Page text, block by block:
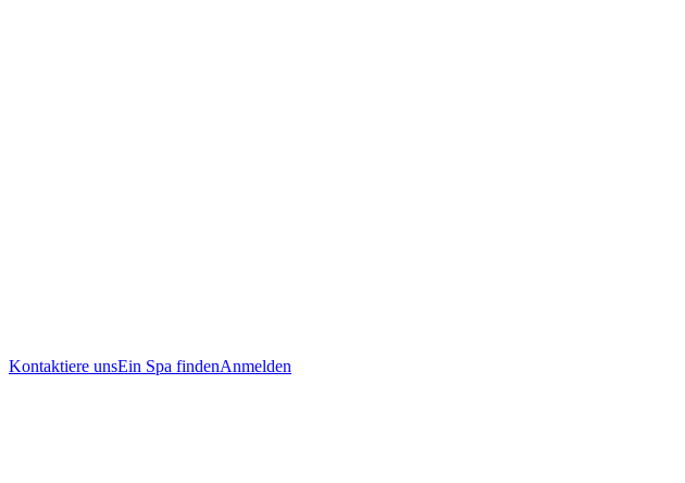
Kontaktiere unsEin Spa findenAnmelden